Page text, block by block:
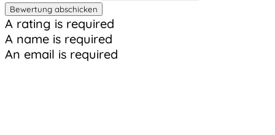
Bewertung abschicken
A rating is required
A name is required
An email is required